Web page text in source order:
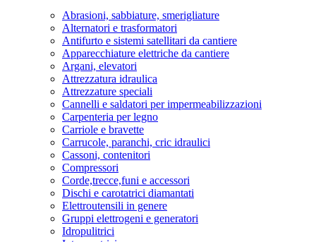
Abrasioni, sabbiature, smerigliature
Alternatori e trasformatori
Antifurto e sistemi satellitari da cantiere
Apparecchiature elettriche da cantiere
Argani, elevatori
Attrezzatura idraulica
Attrezzature speciali
Cannelli e saldatori per impermeabilizzazioni
Carpenteria per legno
Carriole e bravette
Carrucole, paranchi, cric idraulici
Cassoni, contenitori
Compressori
Corde,trecce,funi e accessori
Dischi e carotatrici diamantati
Elettroutensili in genere
Gruppi elettrogeni e generatori
Idropulitrici